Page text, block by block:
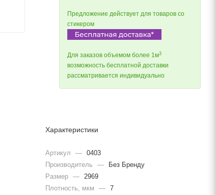
Предложение действует для товаров со
стикером
Для заказов объемом более 1м3
возможность бесплатной доставки
рассматривается индивидуально
Характеристики
Артикул — 0403
Производитель
—
Без Бренду
Размер —
2969
Плотность, мкм
— 7